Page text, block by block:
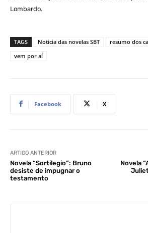
Lombardo.
TAGS Noticia das novelas SBT resumo dos
vem por aí
Facebook X
ARTIGO ANTERIOR
Novela “Sortilegio”: Bruno
desiste de impugnar o
testamento
Novela